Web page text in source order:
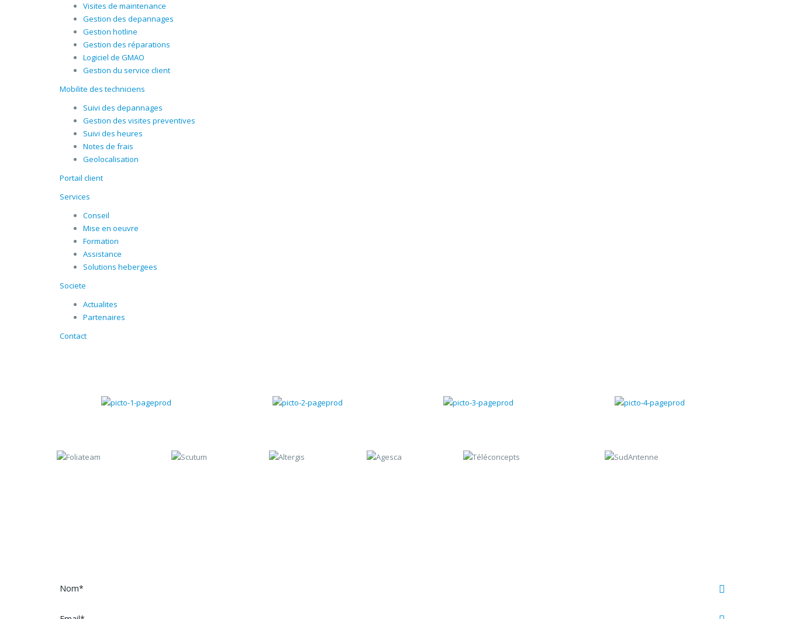
Visites de maintenance
Gestion des depannages
Gestion hotline
Gestion des réparations
Logiciel de GMAO
Gestion du service client
Mobilite des techniciens
Suivi des depannages
Gestion des visites preventives
Suivi des heures
Notes de frais
Geolocalisation
Portail client
Services
Conseil
Mise en oeuvre
Formation
Assistance
Solutions hebergees
Societe
Actualites
Partenaires
Contact